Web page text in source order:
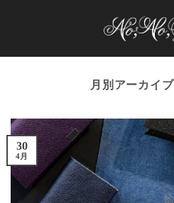
月別アーカイ
30
4月